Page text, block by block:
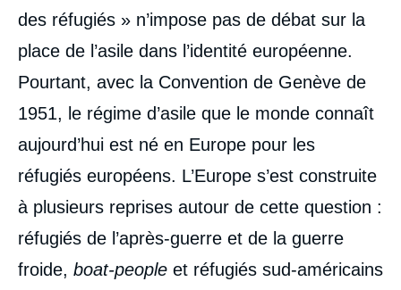
des réfugiés » n’impose pas de débat sur la
place de l’asile dans l’identité européenne.
Pourtant, avec la Convention de Genève de
1951, le régime d’asile que le monde connaît
aujourd’hui est né en Europe pour les
réfugiés européens. L’Europe s’est construite
à plusieurs reprises autour de cette question :
réfugiés de l’après-guerre et de la guerre
froide, boat-people et réfugiés sud-américains